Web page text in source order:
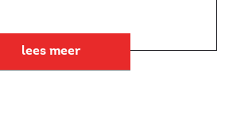
lees meer